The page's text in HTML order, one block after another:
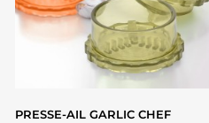
PRESSE-AIL GARLIC CHEF